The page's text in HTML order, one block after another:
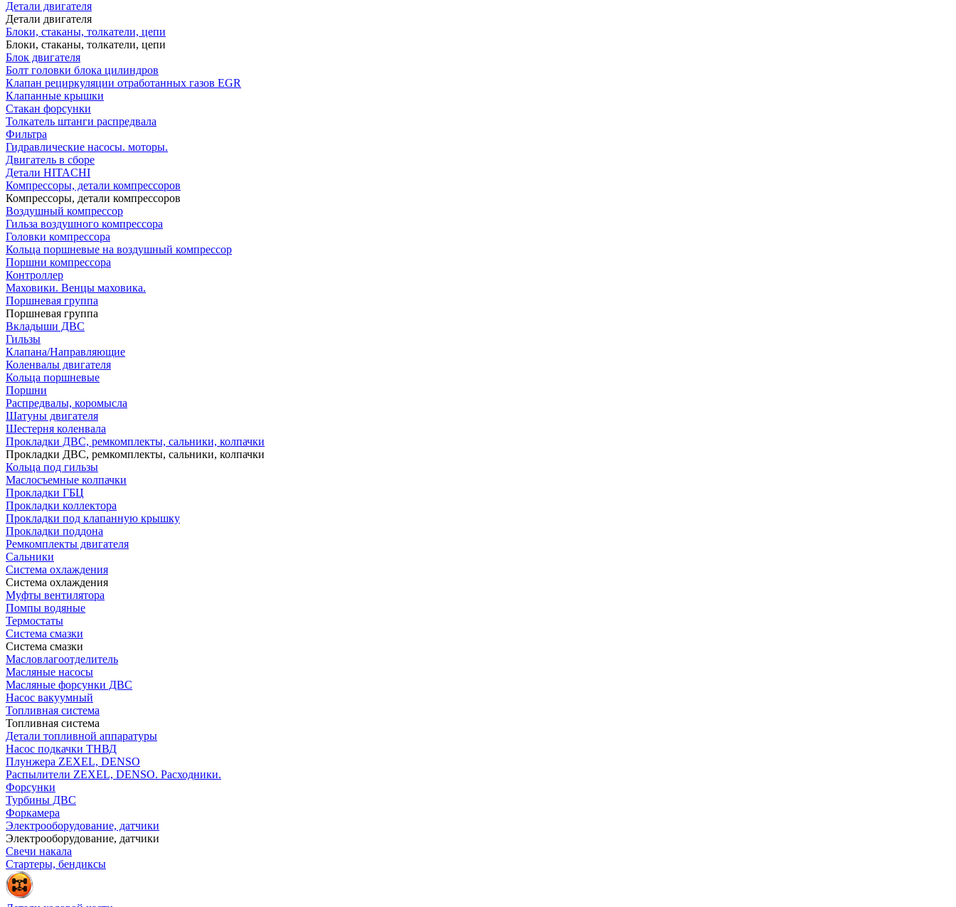
Детали двигателя
Детали двигателя
Блоки, стаканы, толкатели, цепи
Блоки, стаканы, толкатели, цепи
Блок двигателя
Болт головки блока цилиндров
Клапан рециркуляции отработанных газов EGR
Клапанные крышки
Стакан форсунки
Толкатель штанги распредвала
Фильтра
Гидравлические насосы. моторы.
Двигатель в сборе
Детали HITACHI
Компрессоры, детали компрессоров
Компрессоры, детали компрессоров
Воздушный компрессор
Гильза воздушного компрессора
Головки компрессора
Кольца поршневые на воздушный компрессор
Поршни компрессора
Контроллер
Маховики. Венцы маховика.
Поршневая группа
Поршневая группа
Вкладыши ДВС
Гильзы
Клапана/Направляющие
Коленвалы двигателя
Кольца поршневые
Поршни
Распредвалы, коромысла
Шатуны двигателя
Шестерня коленвала
Прокладки ДВС, ремкомплекты, сальники, колпачки
Прокладки ДВС, ремкомплекты, сальники, колпачки
Кольца под гильзы
Маслосъемные колпачки
Прокладки ГБЦ
Прокладки коллектора
Прокладки под клапанную крышку
Прокладки поддона
Ремкомплекты двигателя
Сальники
Система охлаждения
Система охлаждения
Муфты вентилятора
Помпы водяные
Термостаты
Система смазки
Система смазки
Масловлагоотделитель
Масляные насосы
Масляные форсунки ДВС
Насос вакуумный
Топливная система
Топливная система
Детали топливной аппаратуры
Насос подкачки ТНВД
Плунжера ZEXEL, DENSO
Распылители ZEXEL, DENSO. Расходники.
Форсунки
Турбины ДВС
Форкамера
Электрооборудование, датчики
Электрооборудование, датчики
Свечи накала
Стартеры, бендиксы